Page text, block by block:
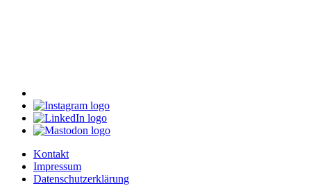
Kontakt
Impressum
Datenschutzerklärung